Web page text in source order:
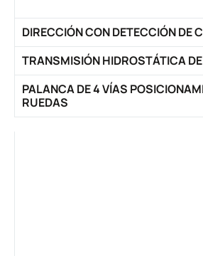
DIRECCIÓN CON DETECCIÓN DE
TRANSMISIÓN HIDROSTÁTICA
PALANCA DE 4 VÍAS
RUEDAS